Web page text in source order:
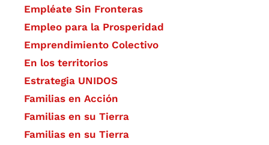
Empléate Sin Fronteras
Empleo para la Prosperidad
Emprendimiento Colectivo
En los territorios
Estrategia UNIDOS
Familias en Acción
Familias en su Tierra
Familias en su Tierra